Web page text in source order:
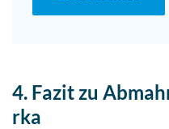
4. Fazit zu
rka